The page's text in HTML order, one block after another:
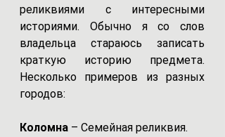
реликвиями с интересными
историями. Обычно я со слов
владельца стараюсь записать
краткую историю предмета.
Несколько примеров из разных
городов:
Коломна – Семейная реликвия.